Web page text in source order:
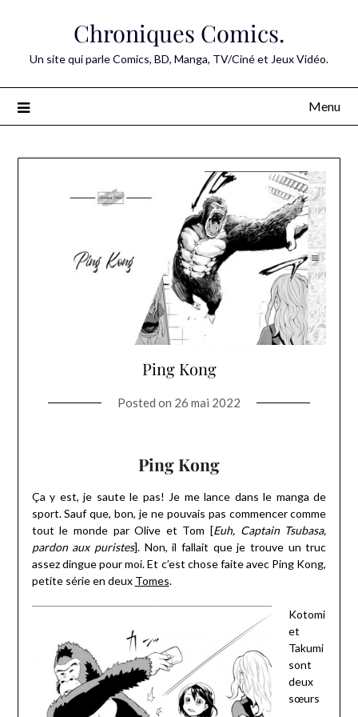
Chroniques Comics.
Un site qui parle Comics, BD, Manga, TV/Ciné et Jeux Vidéo.
Menu
Ping Kong
Posted on 26 mai 2022
Ping Kong
Ça y est, je saute le pas! Je me lance dans le manga de
sport. Sauf que, bon, je ne pouvais pas commencer comme
tout le monde par Olive et Tom [Euh, Captain Tsubasa,
pardon aux puristes]. Non, il fallait que je trouve un truc
assez dingue pour moi. Et c’est chose faite avec Ping Kong,
petite série en deux Tomes.
Kotomi
et
Takumi
sont
deux
sœurs